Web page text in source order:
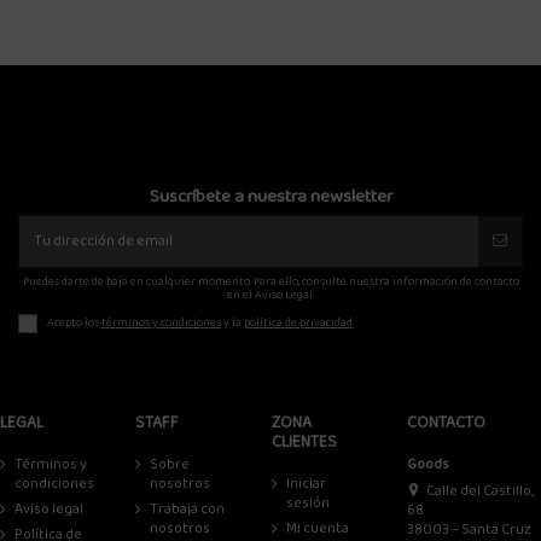
Suscríbete a nuestra newsletter
Puedes darte de baja en cualquier momento. Para ello, consulte nuestra información de contacto
en el Aviso Legal.
Acepto lostérminos y condicionesy la política de privacidad
LEGAL
Términos y
condiciones
Aviso legal
Política de
STAFF
Sobre
nosotros
Trabaja con
nosotros
ZONA
CLIENTES
Iniciar
sesión
Mi cuenta
CONTACTO
Goods
Calle del Castillo,
68
38003 – Santa Cruz